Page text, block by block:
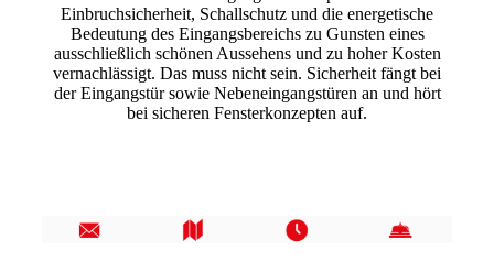
Einbruchsicherheit, Schallschutz und die energetische
Bedeutung des Eingangsbereichs zu Gunsten eines
ausschließlich schönen Aussehens und zu hoher Kosten
vernachlässigt. Das muss nicht sein. Sicherheit fängt bei
der Eingangstür sowie Nebeneingangstüren an und hört
bei sicheren Fensterkonzepten auf.